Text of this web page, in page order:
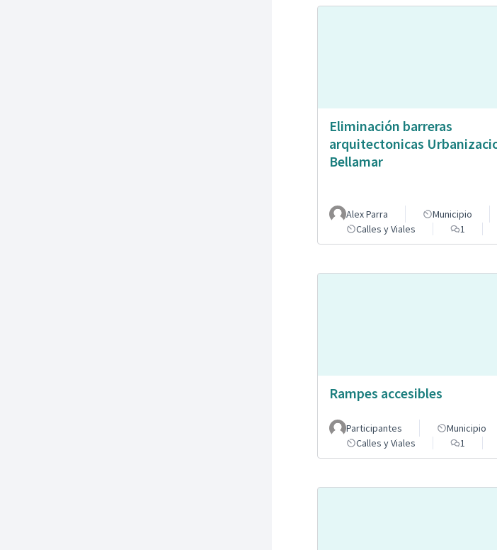
Eliminación barreras
arquitectonicas
Bellamar
Alex Parra
Municipio
Calles y Viales
1
Rampes accesibles
Participantes
Municipio
Calles y Viales
1